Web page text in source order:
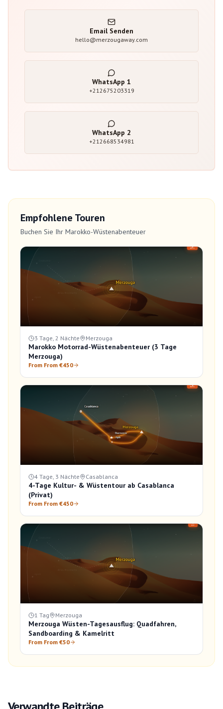
Email Senden
hello@merzougaway.com
WhatsApp 1
+212675203319
WhatsApp 2
+212668534981
Empfohlene Touren
Buchen Sie Ihr Marokko-Wüstenabenteuer
3 Tage, 2 Nächte Merzouga
Marokko Motorrad-Wüstenabenteuer (3 Tage
Merzouga)
From From €450
4 Tage, 3 Nächte Casablanca
4-Tage Kultur- & Wüstentour ab Casablanca
(Privat)
From From €450
1 Tag Merzouga
Merzouga Wüsten-Tagesausflug: Quadfahren,
Sandboarding & Kamelritt
From From €50